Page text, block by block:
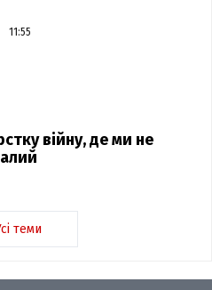
11:55
війну, де ми не
теми